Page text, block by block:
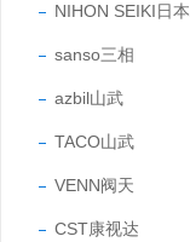
NIHON SEIKI日
sanso三相
azbil山武
TACO山武
VENN阀天
CST康视达